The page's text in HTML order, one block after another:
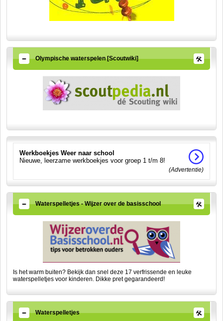
Olympische waterspelen [Scoutwiki]
Werkboekjes Weer naar school
Nieuwe, leerzame werkboekjes voor groep 1 t/m 8!
(Advertentie)
Waterspelletjes - Wijzer over de basisschool
Is het warm buiten? Bekijk dan snel deze 17 verfrissende en leuke
waterspelletjes voor kinderen. Dikke pret gegarandeerd!
Waterspelletjes